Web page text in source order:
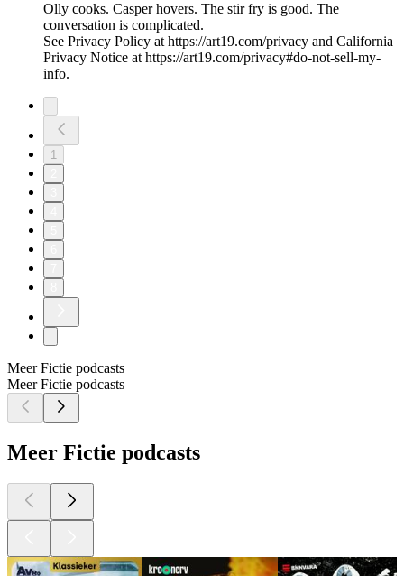
Olly cooks. Casper hovers. The stir fry is good. The
conversation is complicated.
See Privacy Policy at https://art19.com/privacy and California
Privacy Notice at https://art19.com/privacy#do-not-sell-my-
info.
1
Meer Fictie podcasts
Meer Fictie podcasts
Meer Fictie podcasts